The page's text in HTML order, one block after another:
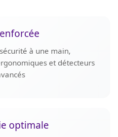
à une main,
et détecteurs
optimale